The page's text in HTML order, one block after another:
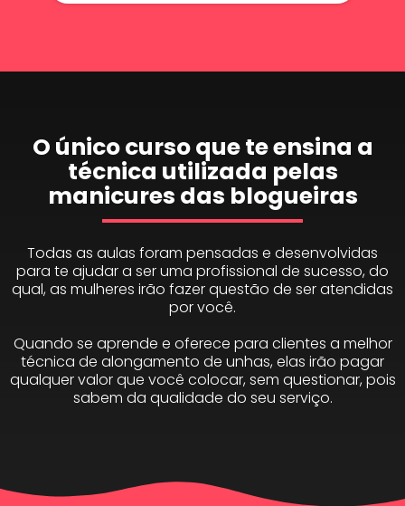
O único curso que te ensina a
técnica utilizada pelas
manicures das blogueiras
Todas as aulas foram pensadas e desenvolvidas
para te ajudar a ser uma profissional de sucesso, do
qual, as mulheres irão fazer questão de ser atendidas
por você.
Quando se aprende e oferece para clientes a melhor
técnica de alongamento de unhas, elas irão pagar
qualquer valor que você colocar, sem questionar, pois
sabem da qualidade do seu serviço.